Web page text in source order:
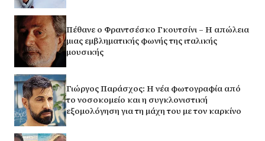
Πέθανε ο Φραντσέσκο Γκουτσίνι – Η απώλεια
μιας εμβληματικής φωνής της ιταλικής
μουσικής
Γιώργος Παράσχος: Η νέα φωτογραφία από
το νοσοκομείο και η συγκλονιστική
εξομολόγηση για τη μάχη του με τον καρκίνο